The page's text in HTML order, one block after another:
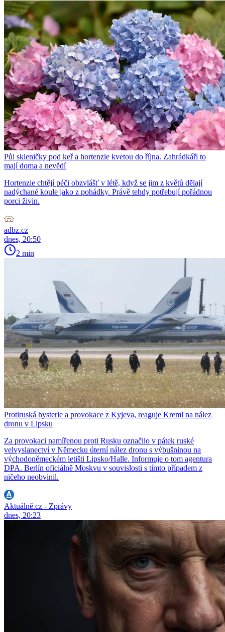
Půl skleničky pod keř a hortenzie kvetou do října. Zahrádkáři to
mají doma a nevědí
Hortenzie chtějí péči obzvlášť v létě, když se jim z květů dělají
nadýchané koule jako z pohádky. Právě tehdy potřebují pořádnou
porci živin.
adbz.cz
dnes, 20:50
2 min
Protiruská hysterie a provokace z Kyjeva, reaguje Kreml na nález
dronu v Lipsku
Za provokaci namířenou proti Rusku označilo v pátek ruské
velvyslanectví v Německu úterní nález dronu s výbušninou na
východoněmeckém letišti Lipsko/Halle. Informuje o tom agentura
DPA. Berlín oficiálně Moskvu v souvislosti s tímto případem z
ničeho neobvinil.
Aktuálně.cz - Zprávy
dnes, 20:23